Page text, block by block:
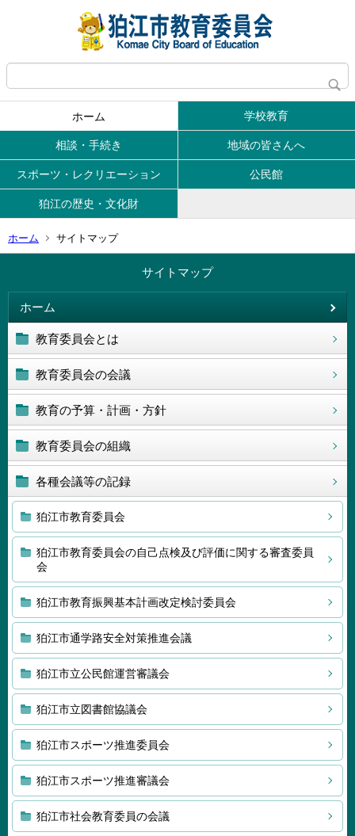
ホーム 学校教育
相談・手続き 地域の皆さんへ
スポーツ・レクリエーション 公民館
狛江の歴史・文化財
ホーム サイトマップ
サイトマップ
ホーム
教育委員会とは
教育委員会の会議
教育の予算・計画・方針
教育委員会の組織
各種会議等の記録
狛江市教育委員会
狛江市教育委員会の自己点検及び評価に関する審査委員
会
狛江市教育振興基本計画改定検討委員会
狛江市通学路安全対策推進会議
狛江市立公民館運営審議会
狛江市立図書館協議会
狛江市スポーツ推進委員会
狛江市スポーツ推進審議会
狛江市社会教育委員の会議